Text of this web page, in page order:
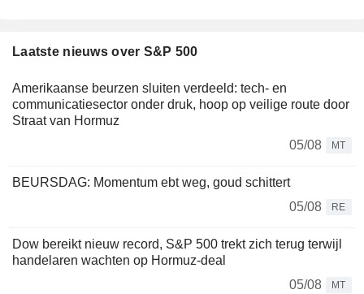
Laatste nieuws over S&P 500
Amerikaanse beurzen sluiten verdeeld: tech- en
communicatiesector onder druk, hoop op veilige route door
Straat van Hormuz
05/08
MT
BEURSDAG: Momentum ebt weg, goud schittert
05/08
RE
Dow bereikt nieuw record, S&P 500 trekt zich terug terwijl
handelaren wachten op Hormuz-deal
05/08
MT